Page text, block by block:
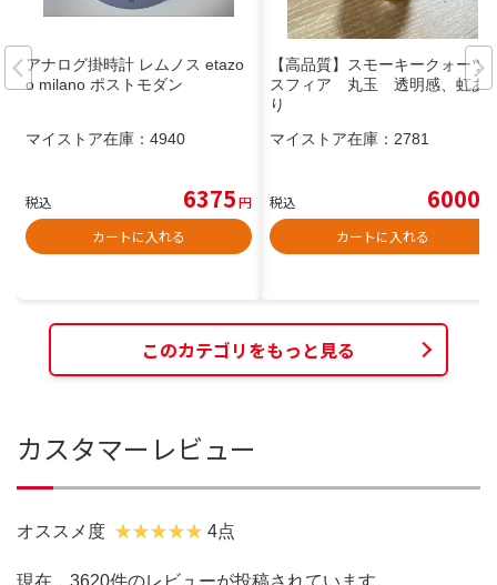
アナログ掛時計 レムノス etazo
o milano ポストモダン
マイストア在庫： 4940
税込 6375円
カートに入れる
【高品質】スモーキークォーツ
スフィア 丸玉 透明感、虹あ
り
マイストア在庫： 2781
税込 6000
カートに入れる
このカテゴリをもっと見る
カスタマーレビュー
オススメ度 4点
現在、3620件のレビューが投稿されています。